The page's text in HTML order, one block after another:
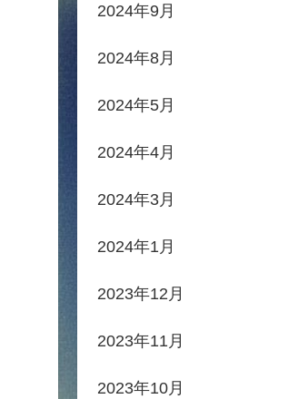
2024年9月
2024年8月
2024年5月
2024年4月
2024年3月
2024年1月
2023年12月
2023年11月
2023年10月